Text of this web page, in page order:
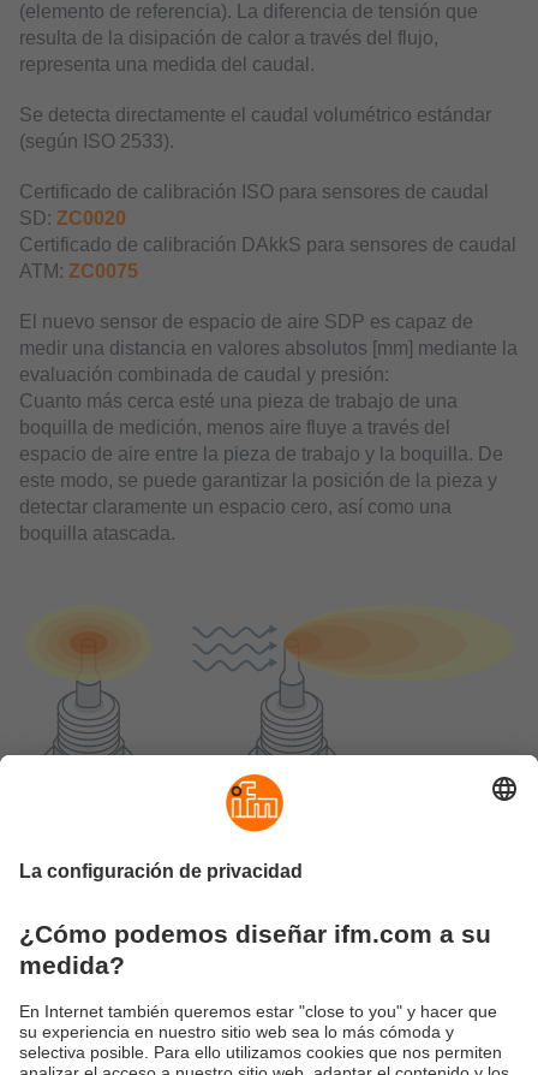
(elemento de referencia). La diferencia de tensión que
resulta de la disipación de calor a través del flujo,
representa una medida del caudal.
Se detecta directamente el caudal volumétrico estándar
(según ISO 2533).
Certificado de calibración ISO para sensores de caudal
SD: ZC0020
Certificado de calibración DAkkS para sensores de caudal
ATM: ZC0075
El nuevo sensor de espacio de aire SDP es capaz de
medir una distancia en valores absolutos [mm] mediante la
evaluación combinada de caudal y presión:
Cuanto más cerca esté una pieza de trabajo de una
boquilla de medición, menos aire fluye a través del
espacio de aire entre la pieza de trabajo y la boquilla. De
este modo, se puede garantizar la posición de la pieza y
detectar claramente un espacio cero, así como una
boquilla atascada.